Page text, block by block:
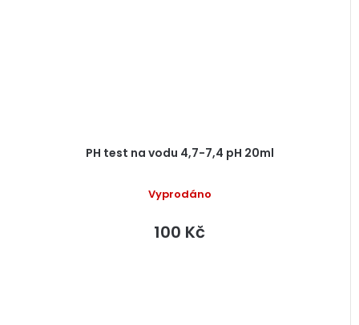
PH test na vodu 4,7-7,4 pH 20ml
Vyprodáno
100 Kč